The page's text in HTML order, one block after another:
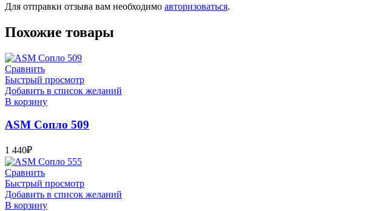
Для отправки отзыва вам необходимо авторизоваться.
Похожие товары
Сравнить
Быстрый просмотр
Добавить в список желаний
В корзину
ASM Сопло 509
1 440₽
Сравнить
Быстрый просмотр
Добавить в список желаний
В корзину